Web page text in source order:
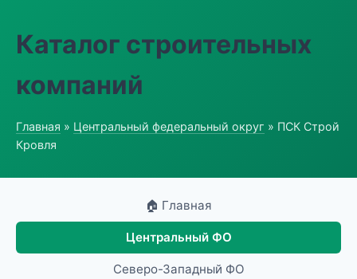
Каталог строительных
компаний
Главная » Центральный федеральный округ » ПСК Строй
Кровля
🏠 Главная
Центральный ФО
Северо-Западный ФО